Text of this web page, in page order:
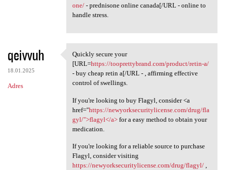
one/- prednisone online canada[/URL - online to
handle stress.
qeivvuh
18.01.2025
Adres
Quickly secure your [URL
Quickly secure your
[URL=https://tooprettybrand.com/product/retin-a/
- buy cheap retin a[/URL - , affirming effective
control of swellings.
If you're looking to buy Flagyl, consider <a
href="https://newyorksecuritylicense.com/drug/fla
gyl/">flagyl</a>for a easy method to obtain your
medication.
If you're looking for a reliable source to purchase
Flagyl, consider visiting
https://newyorksecuritylicense.com/drug/flagyl/,